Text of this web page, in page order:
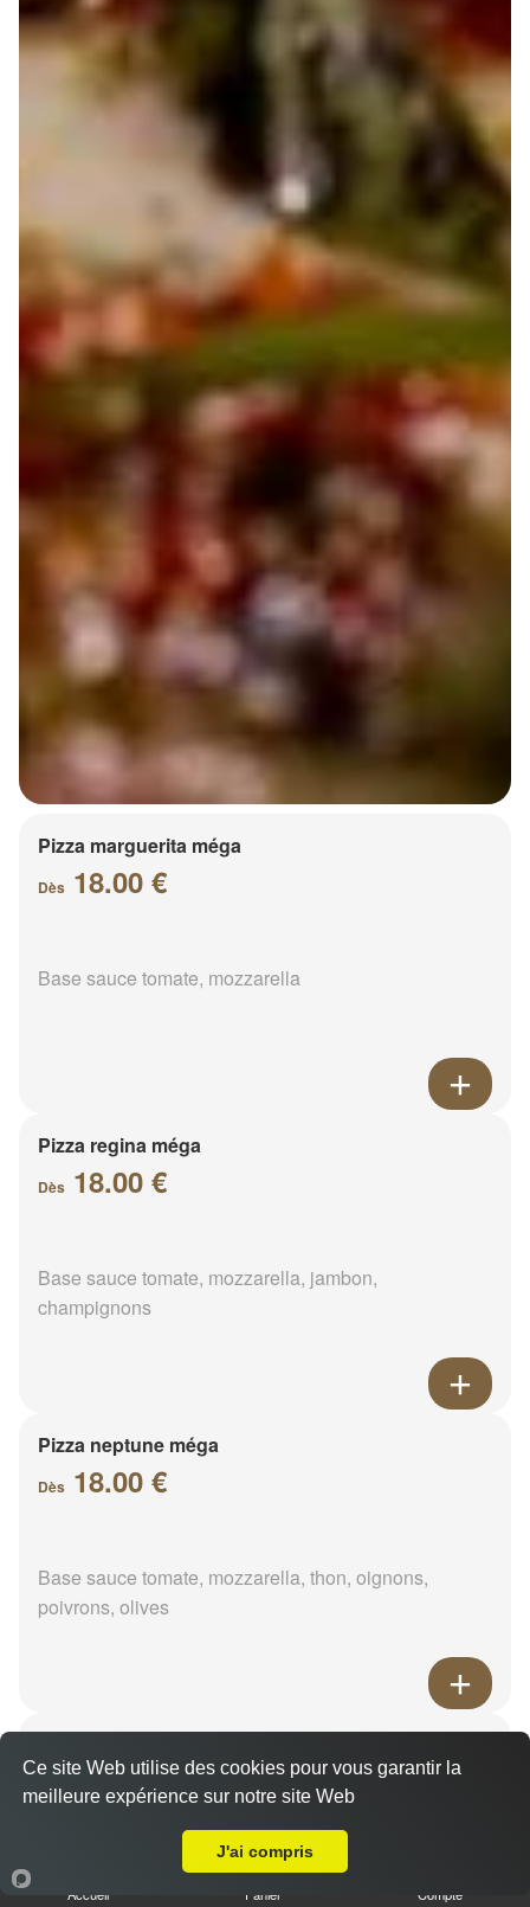
Pizza marguerita méga
Dès 18.00 €
Base sauce tomate, mozzarella
Pizza regina méga
Dès 18.00 €
Base sauce tomate, mozzarella, jambon,
champignons
Pizza neptune méga
Dès 18.00 €
Base sauce tomate, mozzarella, thon, oignons,
poivrons, olives
Dès 18.00 €
Base sauce tomate, mozzarella, anchois, câpres,
Accueil Panier Compte
Ce site Web utilise des cookies pour vous garantir la
meilleure expérience sur notre site Web
J'ai compris